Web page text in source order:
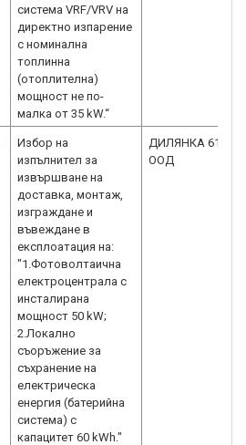
система VRF/VRV на
директно изпарение
с номинална
топлинна
(отоплителна)
мощност не по-
малка от 35 kW.“
Избор на
изпълнител за
извършване на
доставка, монтаж,
изграждане и
въвеждане в
експлоатация на:
"1.Фотоволтаична
електроцентрала с
инсталирана
мощност 50 kW;
2.Локално
съоръжение за
съхранение на
електрическа
енергия (батерийна
система) с
капацитет 60 kWh."
ДИЛЯНКА 61
ООД